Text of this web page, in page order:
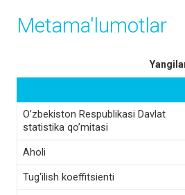
Metama'lumotlar
O’zbekiston Respublikasi Davlat
statistika qo’mitasi
Aholi
Tug‘ilish koeffitsienti